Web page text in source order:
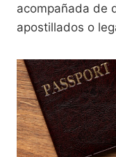
acompañada de
apostillados o